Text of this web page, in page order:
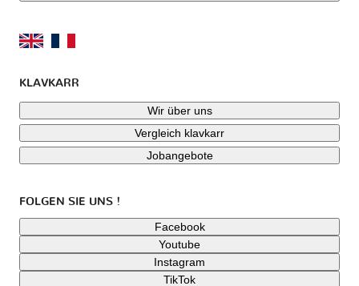
KLAVKARR
Wir über uns
Vergleich klavkarr
Jobangebote
FOLGEN SIE UNS !
Facebook
Youtube
Instagram
TikTok